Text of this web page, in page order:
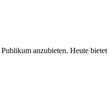
anzubieten. Heute